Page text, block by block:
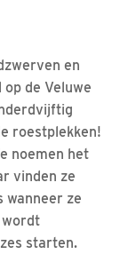
en
de Veluwe
roestplekken!
noemen het
vinden ze
wanneer ze
wordt
starten.